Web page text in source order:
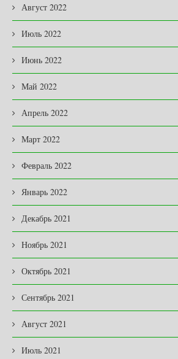
Август 2022
Июль 2022
Июнь 2022
Май 2022
Апрель 2022
Март 2022
Февраль 2022
Январь 2022
Декабрь 2021
Ноябрь 2021
Октябрь 2021
Сентябрь 2021
Август 2021
Июль 2021